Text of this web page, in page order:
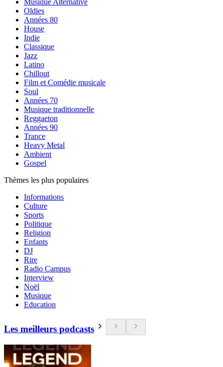
Musique Alternative
Oldies
Années 80
House
Indie
Classique
Jazz
Latino
Chillout
Film et Comédie musicale
Soul
Années 70
Musique traditionnelle
Reggaeton
Années 90
Trance
Heavy Metal
Ambient
Gospel
Thèmes les plus populaires
Informations
Culture
Sports
Politique
Religion
Enfants
DJ
Rire
Radio Campus
Interview
Noël
Musique
Education
Les meilleurs podcasts